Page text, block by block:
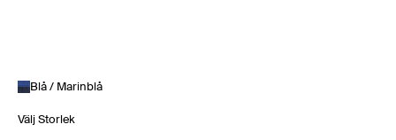
Blå / Marinblå
Välj Storlek